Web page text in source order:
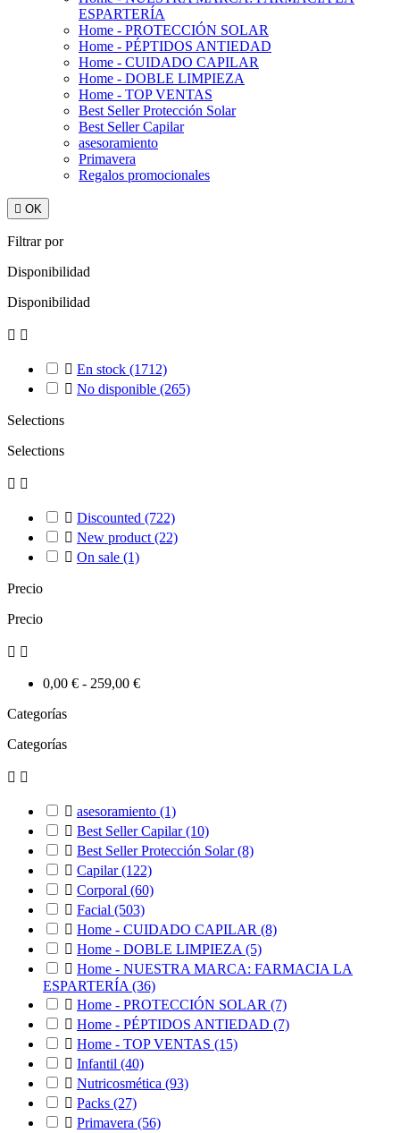
ESPARTERÍA
Home - PROTECCIÓN SOLAR
Home - PÉPTIDOS ANTIEDAD
Home - CUIDADO CAPILAR
Home - DOBLE LIMPIEZA
Home - TOP VENTAS
Best Seller Protección Solar
Best Seller Capilar
asesoramiento
Primavera
Regalos promocionales
 OK
Filtrar por
Disponibilidad
Disponibilidad
 
 En stock (1712)
 No disponible (265)
Selections
Selections
 
 Discounted (722)
 New product (22)
 On sale (1)
Precio
Precio
 
0,00 € - 259,00 €
Categorías
Categorías
 
 asesoramiento (1)
 Best Seller Capilar(10)
 Best Seller Protección Solar(8)
 Capilar(122)
 Corporal (60)
 Facial (503)
 Home - CUIDADO CAPILAR (8)
 Home - DOBLE LIMPIEZA (5)
 Home - NUESTRA MARCA: FARMACIA LA
ESPARTERÍA (36)
 Home - PROTECCIÓN SOLAR (7)
 Home - PÉPTIDOS ANTIEDAD (7)
 Home - TOP VENTAS (15)
 Infantil (40)
 Nutricosmética (93)
 Packs (27)
 Primavera (56)